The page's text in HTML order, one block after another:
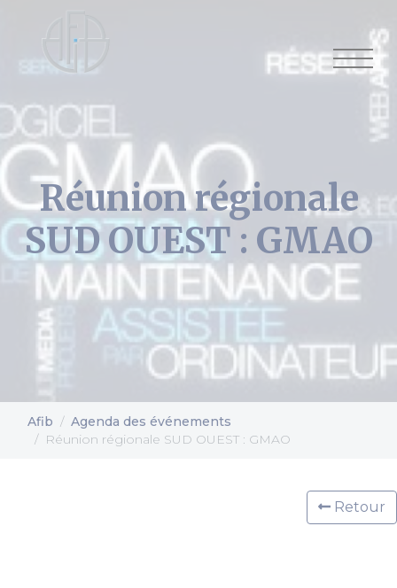
Réunion régionale
SUD OUEST : GMAO
Afib
Agenda des événements
Réunion régionale SUD OUEST : GMAO
Retour